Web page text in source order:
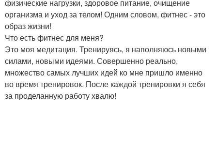
физические нагрузки, здоровое питание, очищение
организма и уход за телом! Одним словом, фитнес - это
образ жизни!
Что есть фитнес для меня?
Это моя медитация. Тренируясь, я наполняюсь новыми
силами, новыми идеями. Совершенно реально,
множество самых лучших идей ко мне пришло именно
во время тренировок. После каждой тренировки я себя
за проделанную работу хвалю!